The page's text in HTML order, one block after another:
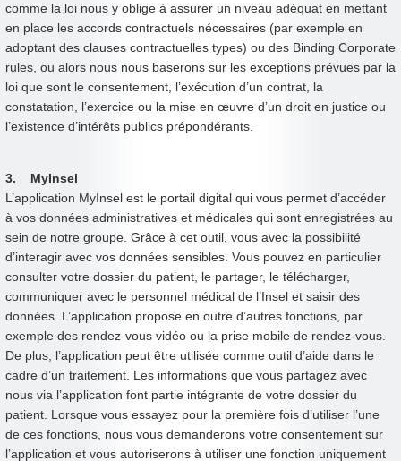
comme la loi nous y oblige à assurer un niveau adéquat en mettant
en place les accords contractuels nécessaires (par exemple en
adoptant des clauses contractuelles types) ou des Binding Corporate
rules, ou alors nous nous baserons sur les exceptions prévues par la
loi que sont le consentement, l’exécution d’un contrat, la
constatation, l’exercice ou la mise en œuvre d’un droit en justice ou
l’existence d’intérêts publics prépondérants.
3. MyInsel
L’application MyInsel est le portail digital qui vous permet d’accéder
à vos données administratives et médicales qui sont enregistrées au
sein de notre groupe. Grâce à cet outil, vous avec la possibilité
d’interagir avec vos données sensibles. Vous pouvez en particulier
consulter votre dossier du patient, le partager, le télécharger,
communiquer avec le personnel médical de l’Insel et saisir des
données. L’application propose en outre d’autres fonctions, par
exemple des rendez-vous vidéo ou la prise mobile de rendez-vous.
De plus, l’application peut être utilisée comme outil d’aide dans le
cadre d’un traitement. Les informations que vous partagez avec
nous via l’application font partie intégrante de votre dossier du
patient. Lorsque vous essayez pour la première fois d’utiliser l’une
de ces fonctions, nous vous demanderons votre consentement sur
l’application et vous autoriserons à utiliser une fonction uniquement